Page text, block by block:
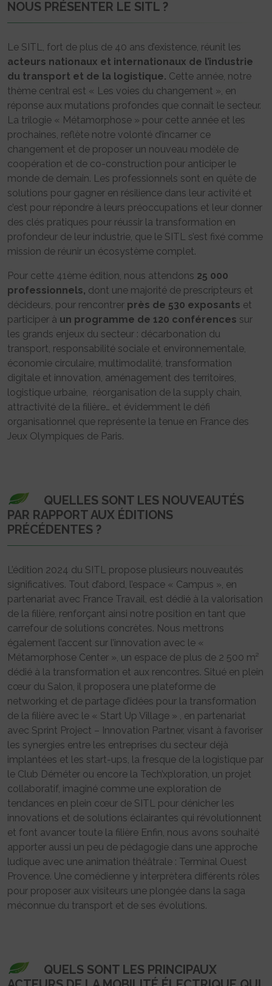
NOUS PRÉSENTER LE SITL ?
Le SITL, fort de plus de 40 ans d’existence, réunit les
acteurs nationaux et internationaux de l’industrie
du transport et de la logistique. Cette année, notre
thème central est « Les voies du changement », en
réponse aux mutations profondes que connaît le secteur.
La trilogie « Métamorphose » pour cette année et les
prochaines, reflète notre volonté d’incarner ce
changement et de proposer un nouveau modèle de
coopération et de co-construction pour anticiper le
monde de demain. Les professionnels sont en quête de
solutions pour gagner en résilience dans leur activité et
c’est pour répondre à leurs préoccupations et leur donner
des clés pratiques pour réussir la transformation en
profondeur de leur industrie, que le SITL s’est fixé comme
mission de réunir un écosystème complet.
Pour cette 41ème édition, nous attendons 25 000
professionnels, dont une majorité de prescripteurs et
décideurs, pour rencontrer près de 530 exposants et
participer à un programme de 120 conférences sur
les grands enjeux du secteur : décarbonation du
transport, responsabilité sociale et environnementale,
économie circulaire, multimodalité, transformation
digitale et innovation, aménagement des territoires,
logistique urbaine, réorganisation de la supply chain,
attractivité de la filière… et évidemment le défi
organisationnel que représente la tenue en France des
Jeux Olympiques de Paris.
QUELLES SONT LES NOUVEAUTÉS
PAR RAPPORT AUX ÉDITIONS
PRÉCÉDENTES ?
L’édition 2024 du SITL propose plusieurs nouveautés
significatives. Tout d’abord, l’espace « Campus », en
partenariat avec France Travail, est dédié à la valorisation
de la filière, renforçant ainsi notre position en tant que
carrefour de solutions concrètes. Nous mettrons
également l’accent sur l’innovation avec le «
Métamorphose Center », un espace de plus de 2 500 m²
dédié à la transformation et aux rencontres. Situé en plein
cœur du Salon, il proposera une plateforme de
networking et de partage d’idées pour la transformation
de la filière avec le « Start Up Village » , en partenariat
avec Sprint Project – Innovation Partner, visant à favoriser
les synergies entre les entreprises du secteur déjà
implantées et les start-ups, la fresque de la logistique par
le Club Déméter ou encore la Tech’xploration, un projet
collaboratif, imaginé comme une exploration de
tendances en plein cœur de SITL pour dénicher les
innovations et de solutions éclairantes qui révolutionnent
et font avancer toute la filière Enfin, nous avons souhaité
apporter aussi un peu de pédagogie dans une approche
ludique avec une animation théâtrale : Terminal Ouest
Provence. Une comédienne y interprètera différents rôles
pour proposer aux visiteurs une plongée dans la saga
méconnue du transport et de ses évolutions.
QUELS SONT LES PRINCIPAUX